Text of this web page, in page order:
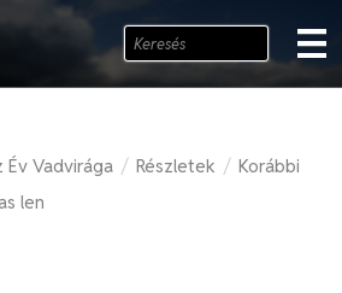
Év Vadvirága / Részletek / Korábbi
len